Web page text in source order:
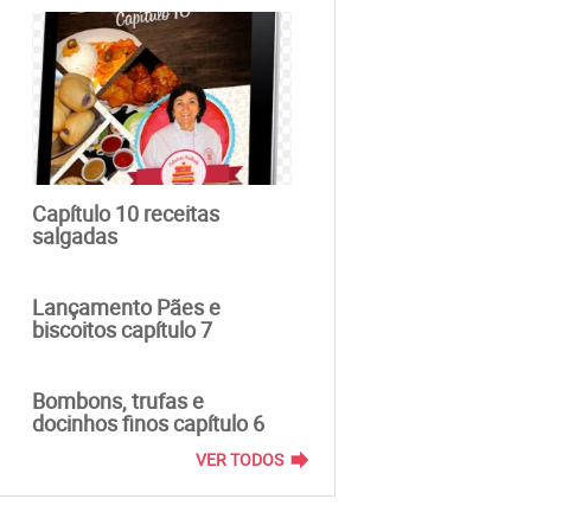
Capítulo 10 receitas
salgadas
Lançamento Pães e
biscoitos capítulo 7
Bombons, trufas e
docinhos finos capítulo 6
VER TODOS forward